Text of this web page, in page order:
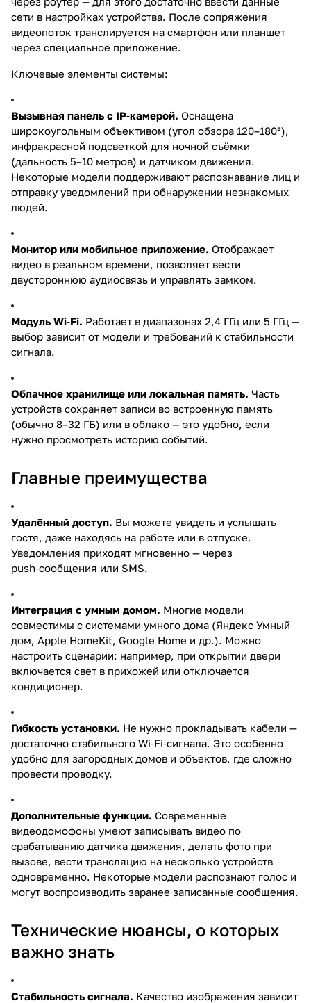
сети в настройках устройства. После сопряжения
видеопоток транслируется на смартфон или планшет
через специальное приложение.
Ключевые элементы системы:
Вызывная панель с IP‑камерой. Оснащена
широкоугольным объективом (угол обзора 120–180°),
инфракрасной подсветкой для ночной съёмки
(дальность 5–10 метров) и датчиком движения.
Некоторые модели поддерживают распознавание лиц и
отправку уведомлений при обнаружении незнакомых
людей.
Монитор или мобильное приложение. Отображает
видео в реальном времени, позволяет вести
двустороннюю аудиосвязь и управлять замком.
Модуль Wi‑Fi. Работает в диапазонах 2,4 ГГц или 5 ГГц —
выбор зависит от модели и требований к стабильности
сигнала.
Облачное хранилище или локальная память. Часть
устройств сохраняет записи во встроенную память
(обычно 8–32 ГБ) или в облако — это удобно, если
нужно просмотреть историю событий.
Главные преимущества
Удалённый доступ. Вы можете увидеть и услышать
гостя, даже находясь на работе или в отпуске.
Уведомления приходят мгновенно — через
push‑сообщения или SMS.
Интеграция с умным домом. Многие модели
совместимы с системами умного дома (Яндекс Умный
дом, Apple HomeKit, Google Home и др.). Можно
настроить сценарии: например, при открытии двери
включается свет в прихожей или отключается
кондиционер.
Гибкость установки. Не нужно прокладывать кабели —
достаточно стабильного Wi‑Fi‑сигнала. Это особенно
удобно для загородных домов и объектов, где сложно
провести проводку.
Дополнительные функции. Современные
видеодомофоны умеют записывать видео по
срабатыванию датчика движения, делать фото при
вызове, вести трансляцию на несколько устройств
одновременно. Некоторые модели распознают голос и
могут воспроизводить заранее записанные сообщения.
Технические нюансы, о которых
важно знать
Стабильность сигнала. Качество изображения зависит